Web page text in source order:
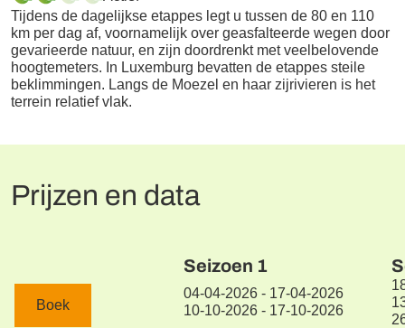
Tijdens de dagelijkse etappes legt u tussen de 80 en 110
km per dag af, voornamelijk over geasfalteerde wegen door
gevarieerde natuur, en zijn doordrenkt met veelbelovende
hoogtemeters. In Luxemburg bevatten de etappes steile
beklimmingen. Langs de Moezel en haar zijrivieren is het
terrein relatief vlak.
Prijzen en data
Boek
Seizoen 1
04-04-2026 - 17-04-2026
10-10-2026 - 17-10-2026